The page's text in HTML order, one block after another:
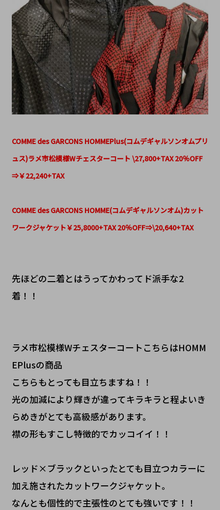
COMME des GARCONS HOMMEPlus(コムデギャルソンオムプリ
ュス)ラメ市松模様Wチェスターコート \27,800+TAX 20％OFF
⇒￥22,240+TAX
COMME des GARCONS HOMME(コムデギャルソンオム)カット
ワークジャケット￥25,8000+TAX 20％OFF⇒\20,640+TAX
先ほどの二着とはうってかわってド派手な2
着！！
ラメ市松模様WチェスターコートこちらはHOMM
EPlusの商品
こちらもとっても目立ちますね！！
光の加減により輝きが違ってキラキラと程よいき
らめきがとても高級感があります。
襟の形もすこし特徴的でカッコイイ！！
レッド×ブラックといったとても目立つカラーに
加え施されたカットワークジャケット。
なんとも個性的で主張性のとても強いです！！